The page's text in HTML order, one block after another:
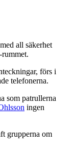
all säkerhet
förs i
telefonerna.
som patrullerna
ingen
grupperna om